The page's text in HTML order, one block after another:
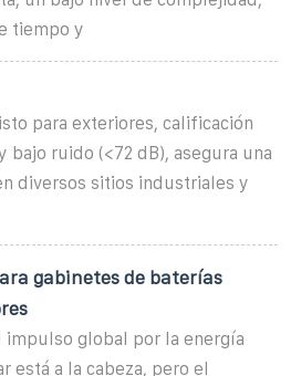
tiempo y
para exteriores, calificación
bajo ruido (<72 dB), asegura una
diversos sitios industriales y
gabinetes de baterías
impulso global por la energía
está a la cabeza, pero el